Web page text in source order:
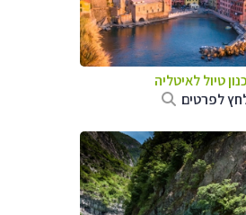
טיול לאיטליה
לפרטים